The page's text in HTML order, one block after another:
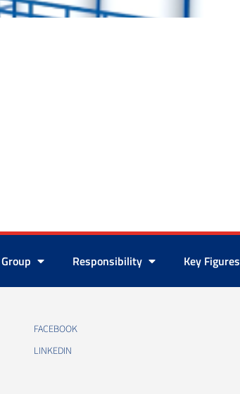
Responsibility Key Figures
FACEBOOK
LINKEDIN